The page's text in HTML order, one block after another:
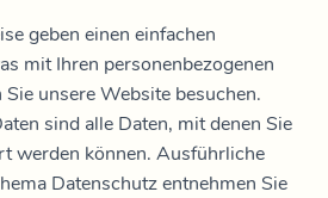
geben einen einfachen
mit Ihren personenbezogenen
unsere Website besuchen.
sind alle Daten, mit denen Sie
werden können. Ausführliche
Datenschutz entnehmen Sie